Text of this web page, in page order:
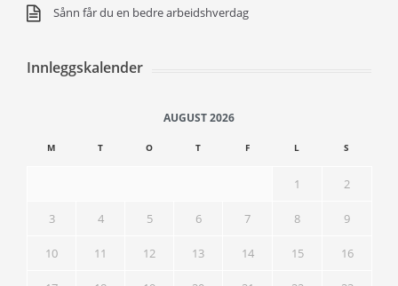
Sånn får du en bedre arbeidshverdag
Innleggskalender
AUGUST 2026
M T O T F L S
1 2
3 4 5 6 7 8 9
10 11 12 13 14 15 16